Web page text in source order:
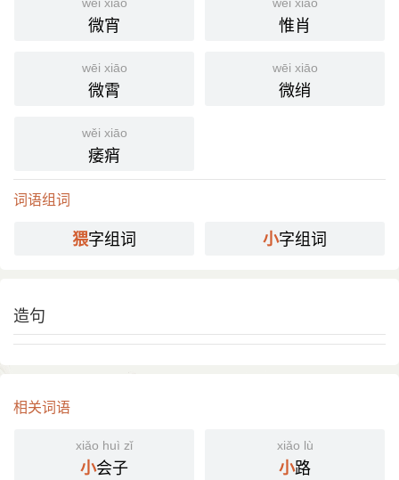
微宵 惟肖
wēi xiāo
微霄
wēi xiāo
微绡
wěi xiāo
痿痟
词语组词
猥字组词 小字组词
造句
相关词语
xiǎo huì zǐ
小会子
xiǎo lù
小路